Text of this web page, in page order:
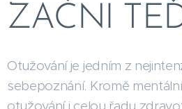
ZAČNI
Otužování je jedním z
sebepoznání. Kromě